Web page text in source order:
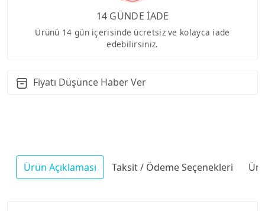
14 GÜNDE İADE
Ürünü 14 gün içerisinde ücretsiz ve kolayca iade
edebilirsiniz.
Fiyatı Düşünce Haber Ver
Ürün Açıklaması Taksit / Ödeme Seçenekleri